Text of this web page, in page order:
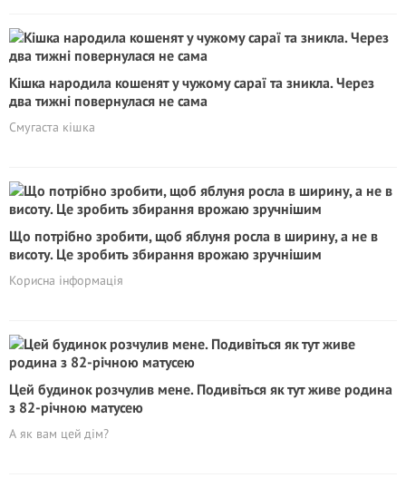
Кішка народила кошенят у чужому сараї та зникла. Через
два тижні повернулася не сама
Смугаста кішка
Що потрібно зробити, щоб яблуня росла в ширину, а не в
висоту. Це зробить збирання врожаю зручнішим
Корисна інформація
Цей будинок розчулив мене. Подивіться як тут живе родина
з 82-річною матусею
А як вам цей дім?